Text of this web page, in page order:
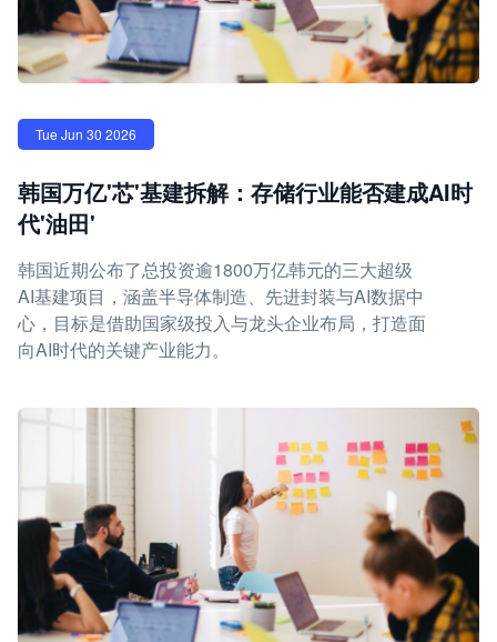
Tue Jun 30 2026
韩国万亿'芯'基建拆解：存储行业能否建成AI时
代'油田'
韩国近期公布了总投资逾1800万亿韩元的三大超级
AI基建项目，涵盖半导体制造、先进封装与AI数据中
心，目标是借助国家级投入与龙头企业布局，打造面
向AI时代的关键产业能力。